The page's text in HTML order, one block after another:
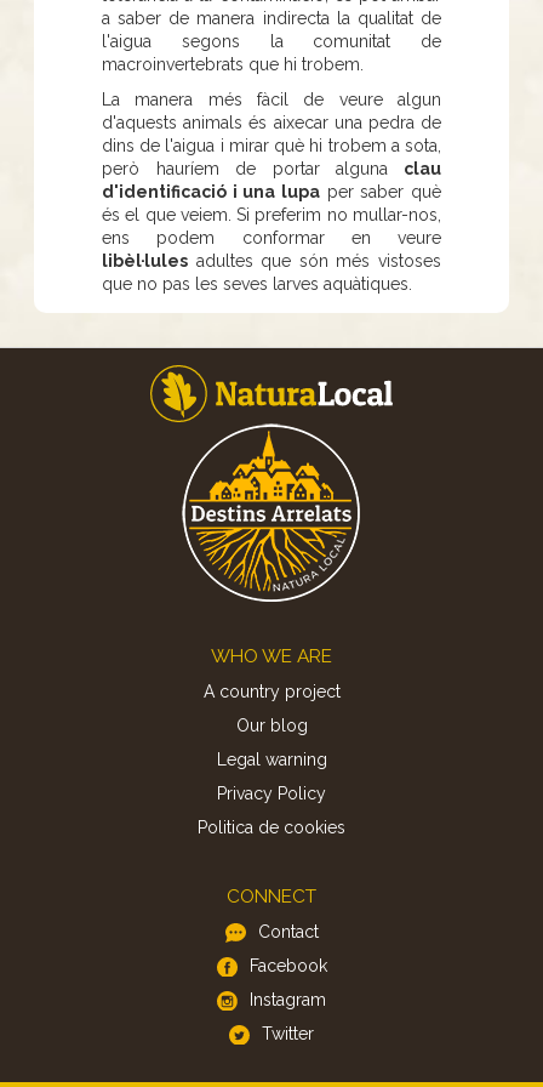
a saber de manera indirecta la qualitat de
l'aigua segons la comunitat de
macroinvertebrats que hi trobem.
La manera més fàcil de veure algun
d'aquests animals és aixecar una pedra de
dins de l'aigua i mirar què hi trobem a sota,
però hauríem de portar alguna clau
d'identificació i una lupa per saber què
és el que veiem. Si preferim no mullar-nos,
ens podem conformar en veure
libèl·lules adultes que són més vistoses
que no pas les seves larves aquàtiques.
WHO WE ARE
A country project
Our blog
Legal warning
Privacy Policy
Politica de cookies
CONNECT
Contact
Facebook
Instagram
Twitter